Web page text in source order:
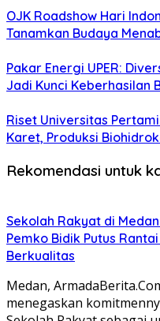
OJK Roadshow Hari
Tanamkan Budaya
Pakar Energi UPER:
Jadi Kunci Keberhasilan
Riset Universitas
Karet, Produksi
Rekomendasi untuk
Sekolah Rakyat di
Pemko Bidik Putus
Berkualitas
Medan,
menegaskan